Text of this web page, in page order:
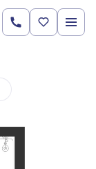
4 862 501 руб.